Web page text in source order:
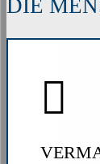
DIE